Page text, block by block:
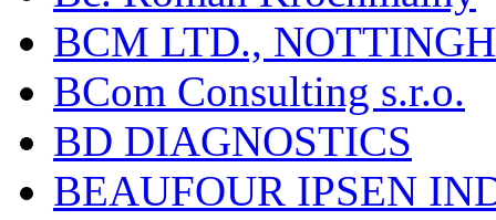
BCM LTD.,
BCom Consulting s.r.o.
BD DIAGNOSTICS
BEAUFOUR IPSEN